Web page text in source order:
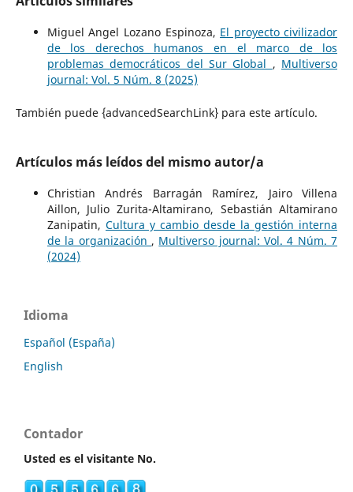
Miguel Angel Lozano Espinoza, El proyecto civilizador
de los derechos humanos en el marco de los
problemas democráticos del Sur Global , Multiverso
journal: Vol. 5 Núm. 8 (2025)
También puede {advancedSearchLink} para este artículo.
Artículos más leídos del mismo autor/a
Christian Andrés Barragán Ramírez, Jairo Villena
Aillon, Julio Zurita-Altamirano, Sebastián Altamirano
Zanipatin, Cultura y cambio desde la gestión interna
de la organización , Multiverso journal: Vol. 4 Núm. 7
(2024)
Idioma
Español (España)
English
Contador
Usted es el visitante No.